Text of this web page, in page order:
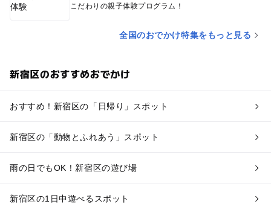
こだわりの親子体験プログラム！
全国のおでかけ特集をもっと見る
新宿区のおすすめおでかけ
おすすめ！新宿区の「日帰り」スポット
新宿区の「動物とふれあう」スポット
雨の日でもOK！新宿区の遊び場
新宿区の1日中遊べるスポット